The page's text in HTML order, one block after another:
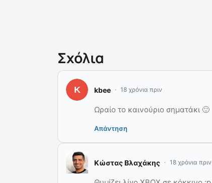
Σχόλια
kbee 18 χρόνια πριν
Ωραίο το καινούριο σηματάκι 🙂
Απάντηση
Κώστας Βλαχάκης 18 χρόνια πριν